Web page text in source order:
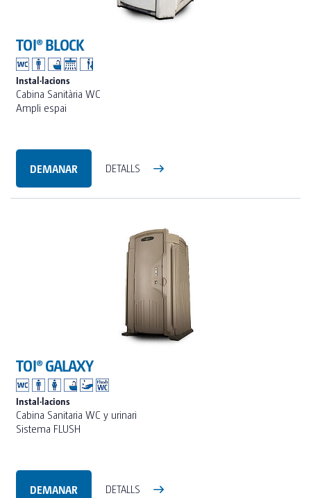
TOI® BLOCK
Instal·lacions
Cabina Sanitària WC
Ampli espai
DEMANAR DETALLS
TOI® GALAXY
Instal·lacions
Cabina Sanitaria WC y urinari
Sistema FLUSH
DEMANAR DETALLS